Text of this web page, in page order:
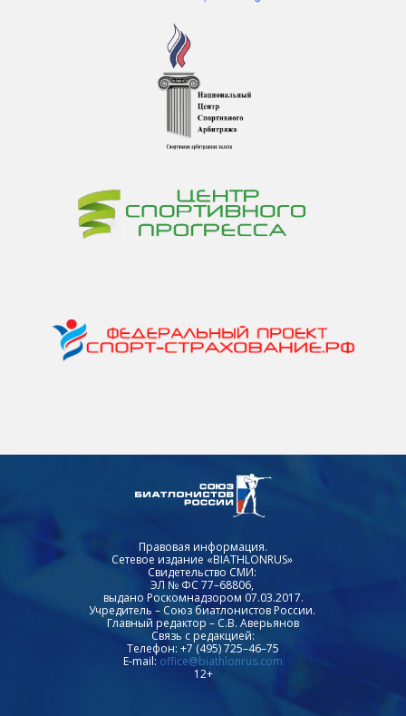
Правовая информация.
Сетевое издание «BIATHLONRUS»
Свидетельство СМИ:
ЭЛ № ФС 77–68806,
выдано Роскомнадзором 07.03.2017.
Учредитель – Союз биатлонистов России.
Главный редактор – С.В. Аверьянов
Связь с редакцией:
Телефон: +7 (495) 725–46–75
E-mail: office@biathlonrus.com
12+